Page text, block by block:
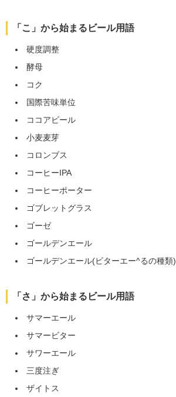
「こ」から始まるビール用語
硬度調整
酵母
コク
国際苦味単位
ココアビール
小麦麦芽
コロンブス
コーヒーIPA
コーヒーポーター
ゴブレットグラス
ゴーゼ
ゴールデンエール
ゴールデンエール(ビターエー^るの種類)
「さ」から始まるビール用語
サマーエール
サマービター
サワーエール
三度注ぎ
ザイトス